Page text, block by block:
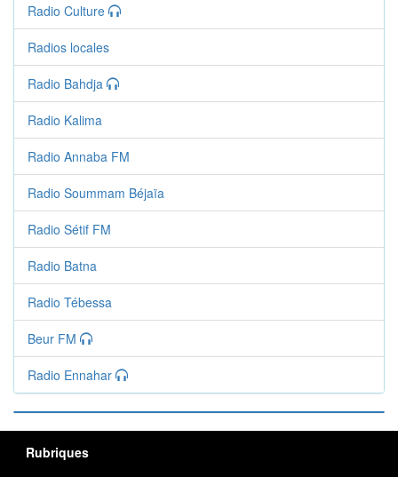
Radio Culture
Radios locales
Radio Bahdja
Radio Kalima
Radio Annaba FM
Radio Soummam Béjaïa
Radio Sétif FM
Radio Batna
Radio Tébessa
Beur FM
Radio Ennahar
Rubriques